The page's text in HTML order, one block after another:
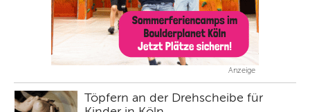
Anzeige
Töpfern an der Drehscheibe für